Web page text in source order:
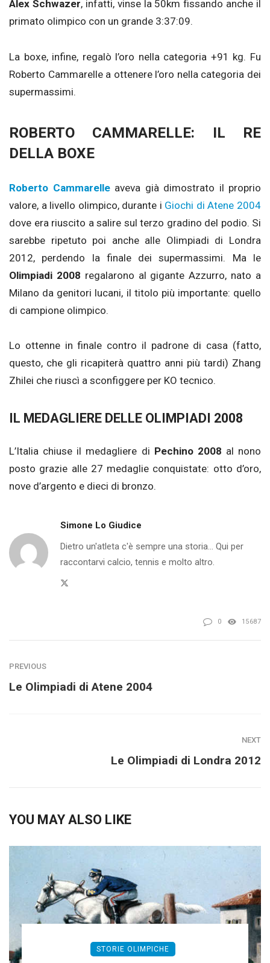
Alex Schwazer, infatti, vinse la 50km fissando anche il
primato olimpico con un grande 3:37:09.
La boxe, infine, regalò l’oro nella categoria +91 kg. Fu
Roberto Cammarelle a ottenere l’oro nella categoria dei
supermassimi.
ROBERTO CAMMARELLE: IL RE
DELLA BOXE
Roberto Cammarelle aveva già dimostrato il proprio
valore, a livello olimpico, durante i Giochi di Atene 2004
dove era riuscito a salire sul terzo gradino del podio. Si
sarebbe ripetuto poi anche alle Olimpiadi di Londra
2012, perdendo la finale dei supermassimi. Ma le
Olimpiadi 2008 regalarono al giganteAzzurro, nato a
Milano da genitori lucani, il titolo più importante: quello
di campione olimpico.
Lo ottenne in finale contro il padrone di casa (fatto,
questo, che gli ricapiterà quattro anni più tardi) Zhang
Zhilei che riuscì a sconfiggere per KO tecnico.
IL MEDAGLIERE DELLE OLIMPIADI 2008
L’Italia chiuse il medagliere di Pechino 2008 al nono
posto grazie alle 27 medaglie conquistate: otto d’oro,
nove d’argento e dieci di bronzo.
Simone Lo Giudice
Dietro un'atleta c'è sempre una storia... Qui per
raccontarvi calcio, tennis e molto altro.
0 15687
PREVIOUS
Le Olimpiadi di Atene 2004
NEXT
Le Olimpiadi di Londra 2012
YOU MAY ALSO LIKE
STORIE OLIMPICHE